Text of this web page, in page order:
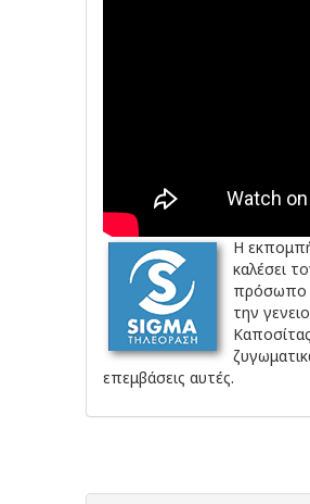
Η
καλέσει
πρόσωπο
την
επεμβάσεις αυτές.